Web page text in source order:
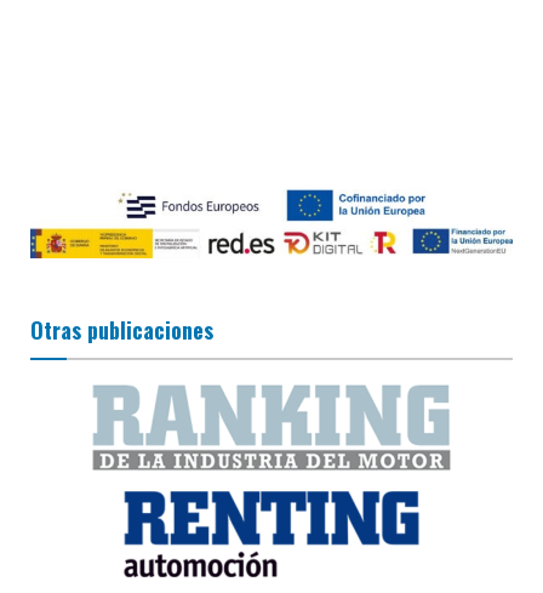
Otras publicaciones